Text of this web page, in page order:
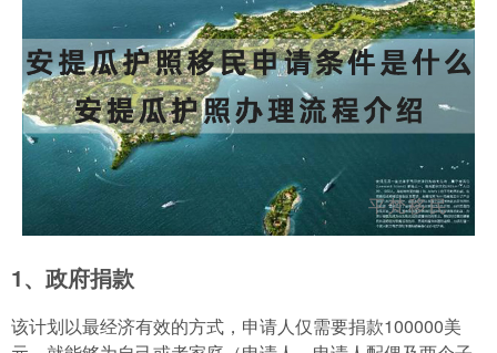
1、政府捐款
该计划以最经济有效的方式，申请人仅需要捐款100000美